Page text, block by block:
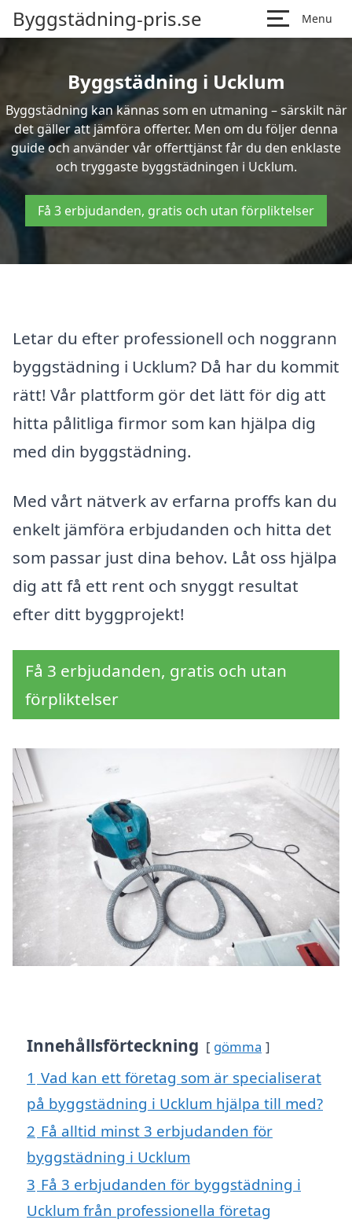
Byggstädning-pris.se Menu
Byggstädning i Ucklum
Byggstädning kan kännas som en utmaning – särskilt när
det gäller att jämföra offerter. Men om du följer denna
guide och använder vår offerttjänst får du den enklaste
och tryggaste byggstädningen i Ucklum.
Få 3 erbjudanden, gratis och utan förpliktelser
Letar du efter professionell och noggrann
byggstädning i Ucklum? Då har du kommit
rätt! Vår plattform gör det lätt för dig att
hitta pålitliga firmor som kan hjälpa dig
med din byggstädning.
Med vårt nätverk av erfarna proffs kan du
enkelt jämföra erbjudanden och hitta det
som passar just dina behov. Låt oss hjälpa
dig att få ett rent och snyggt resultat
efter ditt byggprojekt!
Få 3 erbjudanden, gratis och utan
förpliktelser
Innehållsförteckning gömma
1 Vad kan ett företag som är specialiserat
på byggstädning i Ucklum hjälpa till med?
2 Få alltid minst 3 erbjudanden för
byggstädning i Ucklum
3 Få 3 erbjudanden för byggstädning i
Ucklum från professionella företag